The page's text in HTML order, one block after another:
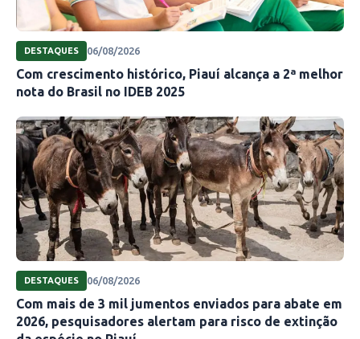
DESTAQUES 06/08/2026
Com crescimento histórico, Piauí alcança a 2ª melhor
nota do Brasil no IDEB 2025
DESTAQUES 06/08/2026
Com mais de 3 mil jumentos enviados para abate em
2026, pesquisadores alertam para risco de extinção